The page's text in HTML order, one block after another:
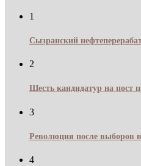
1
Сызранский
2
Шесть кандидатур на пост
3
Революция после выборов
4